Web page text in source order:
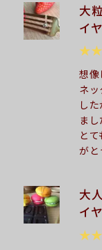
大
イ
想像
ネ
し
ま
と
がと
大
イ